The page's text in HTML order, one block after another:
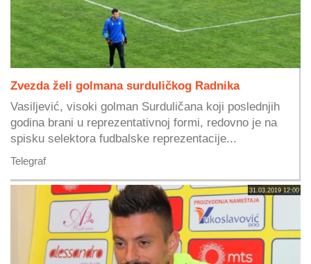
Zvezda želi golmana surduličkog Radnika
Vasiljević, visoki golman Surduličana koji poslednjih
godina brani u reprezentativnoj formi, redovno je na
spisku selektora fudbalske reprezentacije...
Telegraf
31.03.2019 12:00